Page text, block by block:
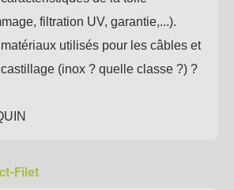
filtration UV, garantie,...).
utilisés pour les câbles et
(inox ? quelle classe ?) ?
Filet